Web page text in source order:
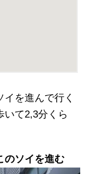
を進んで行く
いて2,3分くら
のソイを進む